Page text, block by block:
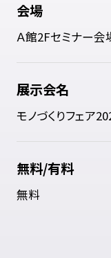
会場
Ａ館2Fセミナー会
展示会名
モノづくりフェア
無料/有料
無料